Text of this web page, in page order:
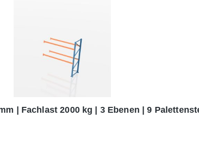
| Fachlast 2000 kg | 3 Ebenen | 9